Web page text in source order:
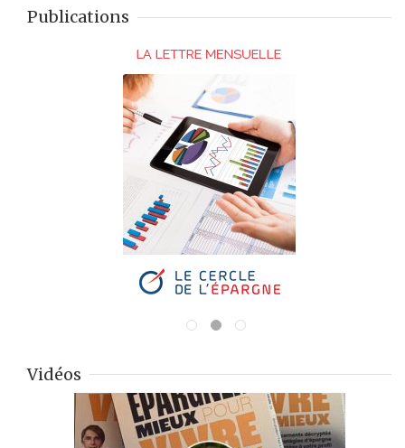
Publications
Vidéos